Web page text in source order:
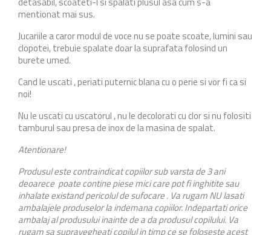
mentionat mai sus.
Jucariile a caror modul de voce nu se poate scoate, lumini sau
clopotei, trebuie spalate doar la suprafata folosind un
burete umed.
Cand le uscati , periati puternic blana cu o perie si vor fi ca si
noi!
Nu le uscati cu uscatorul , nu le decolorati cu clor si nu folositi
tamburul sau presa de inox de la masina de spalat.
Atentionare!
Produsul este contraindicat copiilor sub varsta de 3 ani
deoarece poate contine piese mici care pot fi inghitite sau
inhalate existand pericolul de sufocare . Va rugam NU lasati
ambalajele produselor la indemana copiilor. Indepartati orice
ambalaj al produsului inainte de a da produsul copilului. Va
rugam sa supravegheati copilul in timp ce se foloseste acest